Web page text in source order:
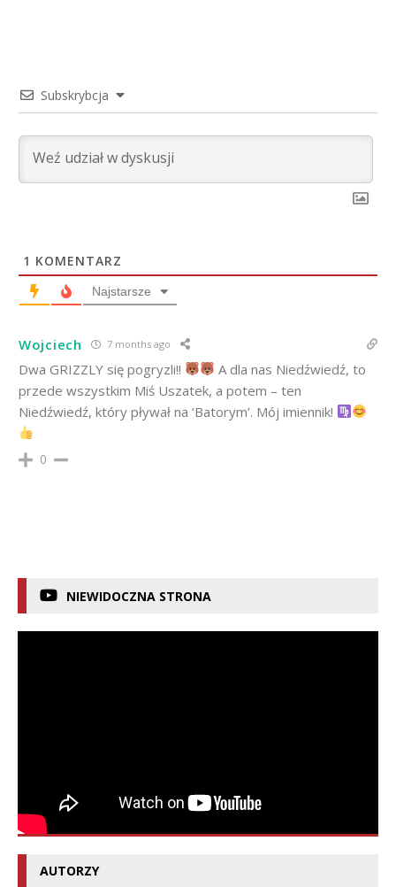
Subskrybcja
1 KOMENTARZ
Najstarsze
Wojciech 7 months ago
Dwa GRIZZLY się pogryzli!!
A dla nas Niedźwiedź, to
przede wszystkim Miś Uszatek, a potem – ten
Niedźwiedź, który pływał na ‘Batorym’. Mój imiennik!
0
NIEWIDOCZNA STRONA
AUTORZY